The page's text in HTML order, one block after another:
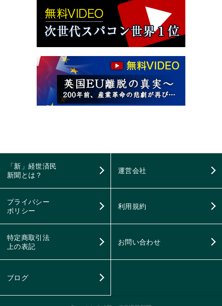
「新」経世済民
新聞とは？
運営会社
プライバシー
ポリシー
利用規約
特定商取引法
上の表記
お問い合わせ
ブログ